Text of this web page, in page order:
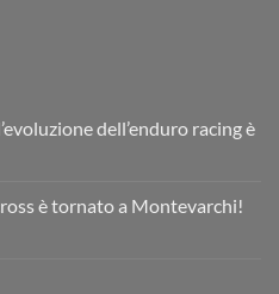
dell’enduro racing è
è tornato a Montevarchi!